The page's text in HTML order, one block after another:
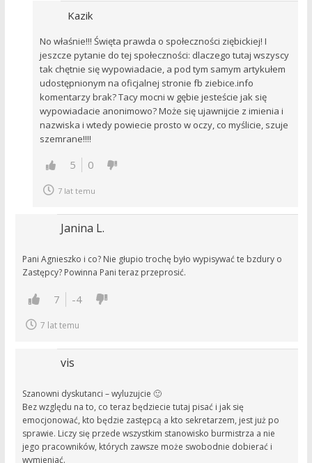
Kazik
No właśnie!!! Święta prawda o społeczności ziębickiej! I
jeszcze pytanie do tej społeczności: dlaczego tutaj wszyscy
tak chętnie się wypowiadacie, a pod tym samym artykułem
udostępnionym na oficjalnej stronie fb ziebice.info
komentarzy brak? Tacy mocni w gębie jesteście jak się
wypowiadacie anonimowo? Może się ujawnijcie z imienia i
nazwiska i wtedy powiecie prosto w oczy, co myślicie, szuje
szemrane!!!!
5 0
7 lat temu
Janina L.
Pani Agnieszko i co? Nie głupio trochę było wypisywać te bzdury o
Zastępcy? Powinna Pani teraz przeprosić.
7 -4
7 lat temu
vis
Szanowni dyskutanci – wyluzujcie 🙂
Bez względu na to, co teraz będziecie tutaj pisać i jak się
emocjonować, kto będzie zastępcą a kto sekretarzem, jest już po
sprawie. Liczy się przede wszystkim stanowisko burmistrza a nie
jego pracowników, których zawsze może swobodnie dobierać i
wymieniać.